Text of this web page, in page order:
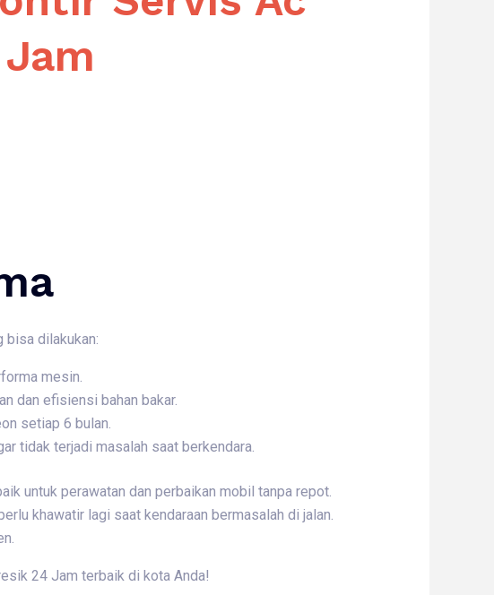
bisa dilakukan:
mesin.
dan efisiensi bahan bakar.
setiap 6 bulan.
tidak terjadi masalah saat berkendara.
untuk perawatan dan perbaikan mobil tanpa repot.
khawatir lagi saat kendaraan bermasalah di jalan.
24 Jam terbaik di kota Anda!